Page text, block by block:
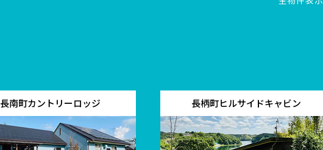
長南町カントリーロッジ 長柄町ヒルサイドキャビン